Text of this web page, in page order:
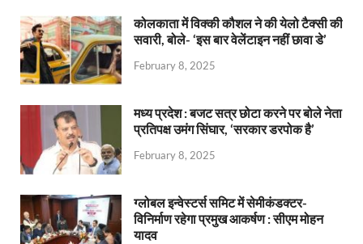
कोलकाता में विक्की कौशल ने की येलो टैक्सी की
सवारी, बोले- ‘इस बार वेलेंटाइन नहीं छावा डे’
February 8, 2025
मध्य प्रदेश : बजट सत्र छोटा करने पर बोले नेता
प्रतिपक्ष उमंग सिंघार, ‘सरकार डरपोक है’
February 8, 2025
ग्लोबल इन्वेस्टर्स समिट में सेमीकंडक्टर-
विनिर्माण रहेगा प्रमुख आकर्षण : सीएम मोहन
यादव